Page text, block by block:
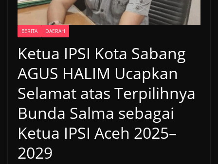
BERITA DAERAH
Ketua IPSI Kota Sabang
AGUS HALIM Ucapkan
Selamat atas Terpilihnya
Bunda Salma sebagai
Ketua IPSI Aceh 2025–
2029